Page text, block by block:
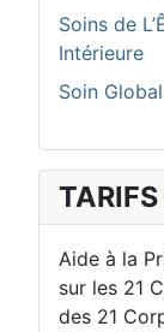
Soins de
Intérieure
Soin
Aide à la
sur les 21
des 21